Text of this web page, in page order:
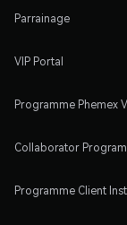
Parrainage
VIP Portal
Programme Phemex
Collaborator Program
Programme Client